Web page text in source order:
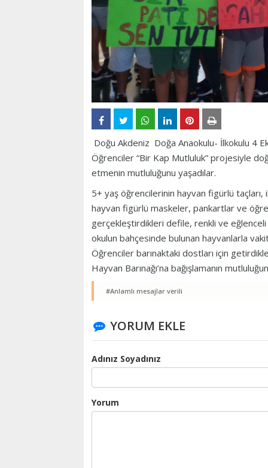
Doğu Akdeniz Doğa Anaokulu- İlkokulu 4
Öğrenciler “Bir Kap Mutluluk” projesiyle
etmenin mutluluğunu yaşadılar.
5+ yaş öğrencilerinin hayvan figürlü taçları,
hayvan figürlü maskeler, pankartlar ve
gerçekleştirdikleri defile, renkli ve
okulun bahçesinde bulunan hayvanlarla
Öğrenciler barınaktaki dostları için
Hayvan Barınağı’na bağışlamanın
#Anlamlı mesajlar verili
YORUM EKLE
Adınız Soyadınız
Yorum